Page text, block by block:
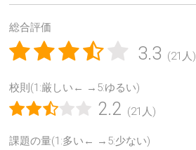
総合評価
3.3 (21人)
校則(1:厳しい← →5:ゆるい)
2.2 (21人)
課題の量(1:多い← →5:少ない)